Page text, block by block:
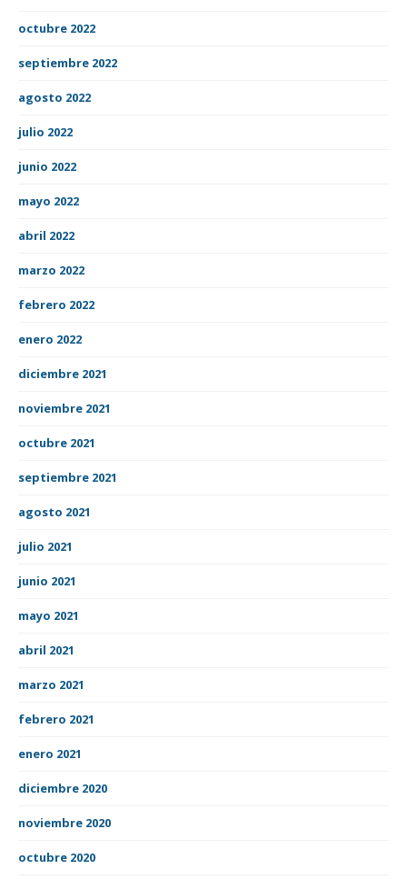
octubre 2022
septiembre 2022
agosto 2022
julio 2022
junio 2022
mayo 2022
abril 2022
marzo 2022
febrero 2022
enero 2022
diciembre 2021
noviembre 2021
octubre 2021
septiembre 2021
agosto 2021
julio 2021
junio 2021
mayo 2021
abril 2021
marzo 2021
febrero 2021
enero 2021
diciembre 2020
noviembre 2020
octubre 2020